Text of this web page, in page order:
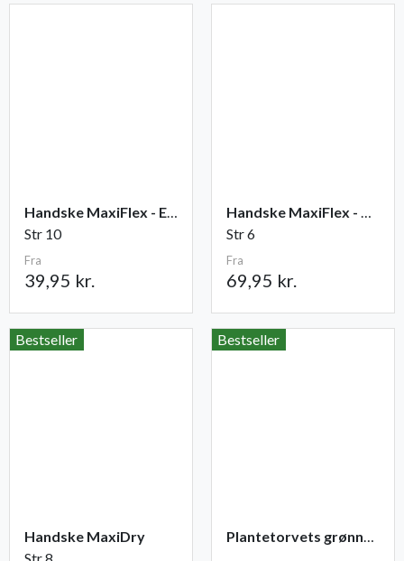
Handske MaxiFlex - Elite
Str 10
Fra
39,95 kr.
Handske MaxiFlex - Cut
Str 6
Fra
69,95 kr.
Bestseller
Handske MaxiDry
Bestseller
Plantetorvets grønne vandingspose 75 liter